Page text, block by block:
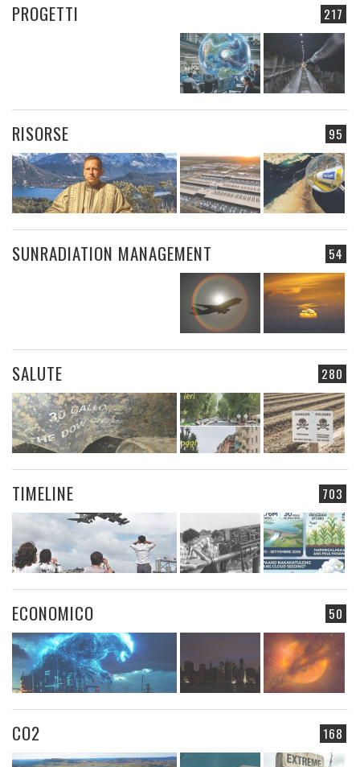
217
PROGETTI
95
RISORSE
54
SUNRADIATION MANAGEMENT
280
SALUTE
703
TIMELINE
50
ECONOMICO
168
CO2